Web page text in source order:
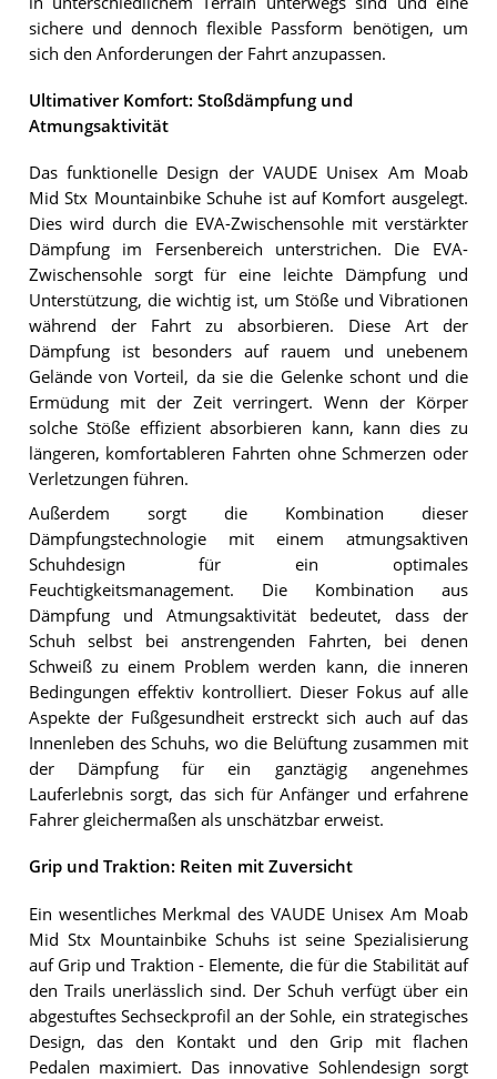
sichere und dennoch flexible Passform benötigen, um
sich den Anforderungen der Fahrt anzupassen.
Ultimativer Komfort: Stoßdämpfung und
Atmungsaktivität
Das funktionelle Design der VAUDE Unisex Am Moab
Mid Stx Mountainbike Schuhe ist auf Komfort ausgelegt.
Dies wird durch die EVA-Zwischensohle mit verstärkter
Dämpfung im Fersenbereich unterstrichen. Die EVA-
Zwischensohle sorgt für eine leichte Dämpfung und
Unterstützung, die wichtig ist, um Stöße und Vibrationen
während der Fahrt zu absorbieren. Diese Art der
Dämpfung ist besonders auf rauem und unebenem
Gelände von Vorteil, da sie die Gelenke schont und die
Ermüdung mit der Zeit verringert. Wenn der Körper
solche Stöße effizient absorbieren kann, kann dies zu
längeren, komfortableren Fahrten ohne Schmerzen oder
Verletzungen führen.
Außerdem sorgt die Kombination dieser
Dämpfungstechnologie mit einem atmungsaktiven
Schuhdesign für ein optimales
Feuchtigkeitsmanagement. Die Kombination aus
Dämpfung und Atmungsaktivität bedeutet, dass der
Schuh selbst bei anstrengenden Fahrten, bei denen
Schweiß zu einem Problem werden kann, die inneren
Bedingungen effektiv kontrolliert. Dieser Fokus auf alle
Aspekte der Fußgesundheit erstreckt sich auch auf das
Innenleben des Schuhs, wo die Belüftung zusammen mit
der Dämpfung für ein ganztägig angenehmes
Lauferlebnis sorgt, das sich für Anfänger und erfahrene
Fahrer gleichermaßen als unschätzbar erweist.
Grip und Traktion: Reiten mit Zuversicht
Ein wesentliches Merkmal des VAUDE Unisex Am Moab
Mid Stx Mountainbike Schuhs ist seine Spezialisierung
auf Grip und Traktion - Elemente, die für die Stabilität auf
den Trails unerlässlich sind. Der Schuh verfügt über ein
abgestuftes Sechseckprofil an der Sohle, ein strategisches
Design, das den Kontakt und den Grip mit flachen
Pedalen maximiert. Das innovative Sohlendesign sorgt